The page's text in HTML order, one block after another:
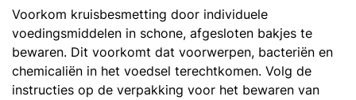
Voorkom kruisbesmetting door individuele
voedingsmiddelen in schone, afgesloten bakjes te
bewaren. Dit voorkomt dat voorwerpen, bacteriën en
chemicaliën in het voedsel terechtkomen. Volg de
instructies op de verpakking voor het bewaren van